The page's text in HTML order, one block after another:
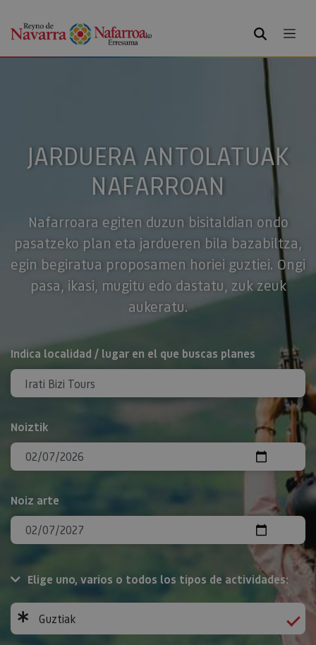
BILATU
JARDUERA ANTOLATUAK
NAFARROAN
Nafarroara egiten duzun bisitaldian ondo
pasatzeko plan eta jardueren bila bazabiltza,
egin begiratua proposamen horiei guztiei. Ongi
pasa, ikasi, mugitu edo dastatu, zuk zeuk
aukeratu.
BILATU
Indica localidad / lugar en el que buscas planes
Noiztik
Noiz arte
Elige uno, varios o todos los tipos de actividades:
Guztiak